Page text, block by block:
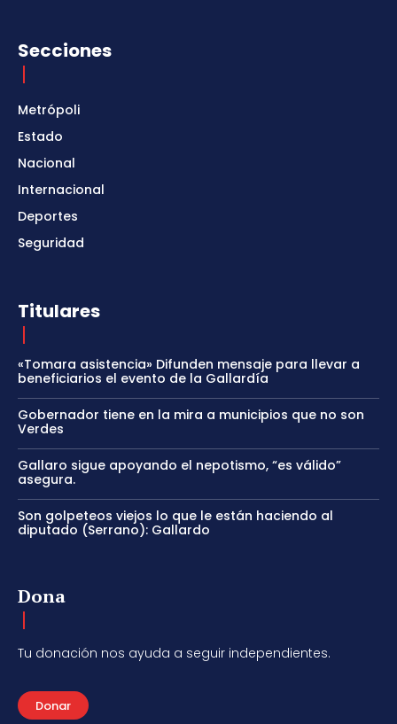
Secciones
Metrópoli
Estado
Nacional
Internacional
Deportes
Seguridad
Titulares
«Tomara asistencia» Difunden mensaje para llevar a
beneficiarios el evento de la Gallardía
Gobernador tiene en la mira a municipios que no son
Verdes
Gallaro sigue apoyando el nepotismo, “es válido”
asegura.
Son golpeteos viejos lo que le están haciendo al
diputado (Serrano): Gallardo
Dona
Tu donación nos ayuda a seguir independientes.
Donar